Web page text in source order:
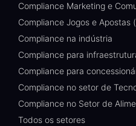
Compliance Marketing e
Compliance Jogos e Apostas
Compliance na indústria
Compliance para
Compliance para
Compliance no setor de
Compliance no Setor de
Todos os setores